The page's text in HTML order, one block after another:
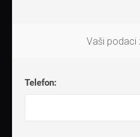
Vaši podaci
Telefon: